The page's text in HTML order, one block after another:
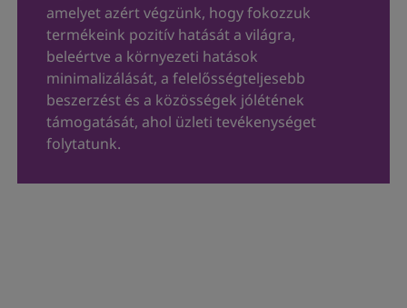
amelyet azért végzünk, hogy fokozzuk
termékeink pozitív hatását a világra,
beleértve a környezeti hatások
minimalizálását, a felelősségteljesebb
beszerzést és a közösségek jólétének
támogatását, ahol üzleti tevékenységet
folytatunk.